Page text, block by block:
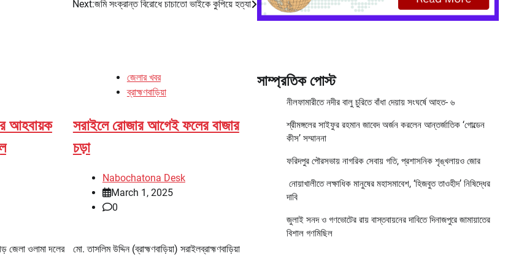
Next:জমি সংক্রান্ত বিরোধে চাচাতো ভাইকে কুপিয়ে হত্যা
আহবায়ক
জেলা ওলামা দলের
জেলার খবর
ব্রাহ্মণবাড়িয়া
সরাইলে রোজার আগেই ফলের বাজার
চড়া
Nabochatona Desk
March 1, 2025
0
মো. তাসলিম উদ্দিন (ব্রাহ্মণবাড়িয়া) সরাইলব্রাহ্মণবাড়িয়া
সাম্প্রতিক পোস্ট
নীলফামারীতে নদীর বালু চুরিতে বাঁধা দেয়ায় সংঘর্ষে আহত- ৬
শ্রীমঙ্গলের সাইফুর রহমান জাবেদ অর্জন করলেন আন্তর্জাতিক ‘গোল্ডেন
কীস’ সম্মাননা
ফরিদপুর পৌরসভায় নাগরিক সেবায় গতি, প্রশাসনিক শৃঙ্খলায়ও জোর
নোয়াখালীতে লক্ষাধিক মানুষের মহাসমাবেশ, ‘হিজবুত তাওহীদ’ নিষিদ্ধের
দাবি
জুলাই সনদ ও গণভোটের রায় বাস্তবায়নের দাবিতে দিনাজপুরে জামায়াতের
বিশাল গণমিছিল